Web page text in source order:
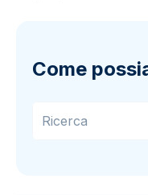
Come